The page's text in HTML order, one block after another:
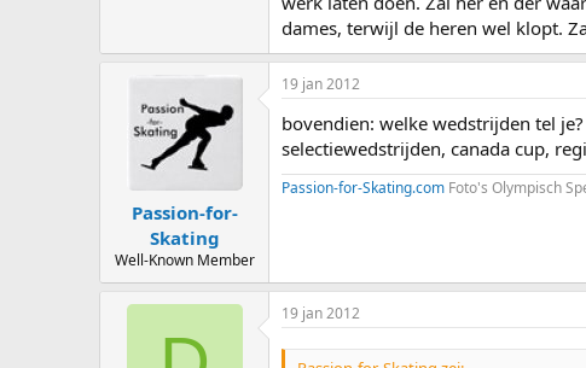
dames, terwijl de heren wel klopt.
Passion-for-
Skating
Well-Known Member
19 jan 2012
bovendien: welke wedstrijden tel
selectiewedstrijden, canada cup,
Passion-for-Skating.com Foto's Olympisch
19 jan 2012